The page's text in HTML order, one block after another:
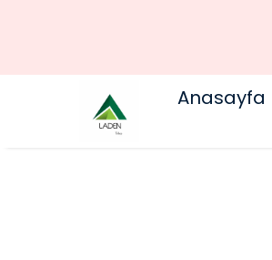
Anasayfa